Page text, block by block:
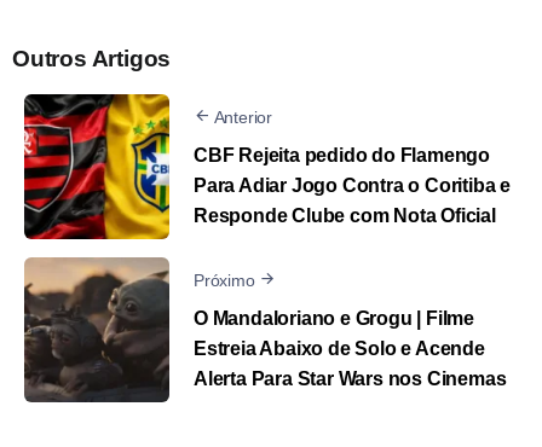
Outros Artigos
Anterior
CBF Rejeita pedido do Flamengo
Para Adiar Jogo Contra o Coritiba e
Responde Clube com Nota Oficial
Próximo
O Mandaloriano e Grogu | Filme
Estreia Abaixo de Solo e Acende
Alerta Para Star Wars nos Cinemas